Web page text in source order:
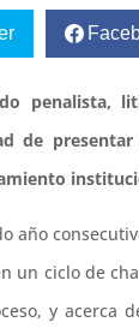
penalista,
de
año
un ciclo de
y acerca